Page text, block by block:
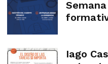
Iago